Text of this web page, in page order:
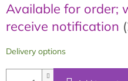
Available for order;
receive notification
Delivery options